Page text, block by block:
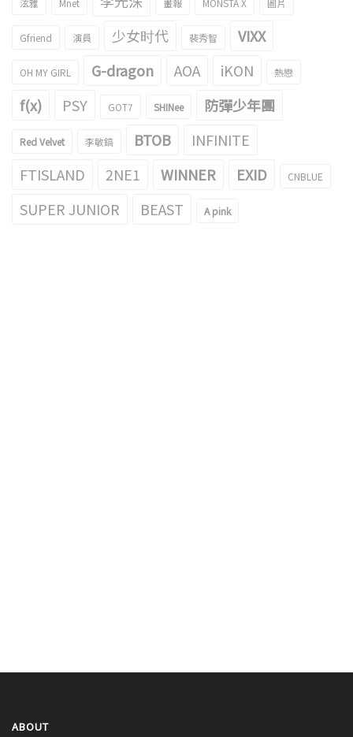
Gfriend 演員 少女时代 裴秀智 VIXX
OH MY GIRL G-dragon AOA iKON 熱戀
f(x) PSY GOT7 SHINee 防彈少年團
Red Velvet 李敏鎬 BTOB
INFINITE
FTISLAND
2NE1 WINNER EXID CNBLUE
SUPER JUNIOR BEAST A pink
ABOUT